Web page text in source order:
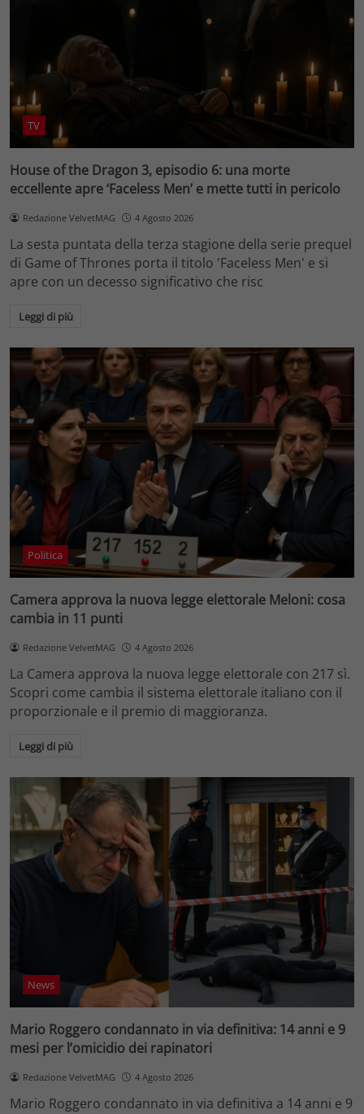
TV
House of the Dragon 3, episodio 6: una morte
eccellente apre ‘Faceless Men’ e mette tutti in pericolo
Redazione VelvetMAG 4 Agosto 2026
La sesta puntata della terza stagione della serie prequel
di Game of Thrones porta il titolo 'Faceless Men' e si
apre con un decesso significativo che risc
Leggi di più
Politica
Camera approva la nuova legge elettorale Meloni: cosa
cambia in 11 punti
Redazione VelvetMAG 4 Agosto 2026
La Camera approva la nuova legge elettorale con 217 sì.
Scopri come cambia il sistema elettorale italiano con il
proporzionale e il premio di maggioranza.
Leggi di più
News
Mario Roggero condannato in via definitiva: 14 anni e 9
mesi per l’omicidio dei rapinatori
Redazione VelvetMAG 4 Agosto 2026
Mario Roggero condannato in via definitiva a 14 anni e 9